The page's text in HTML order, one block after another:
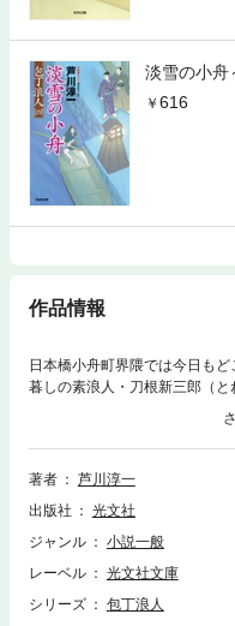
淡雪の小舟
616
作品情報
日本橋小舟町界隈では今日も
暮しの素浪人・刀根新三郎（
人々に慕われ、様々な相談事
の下手人探しまで……。そし
刺身、無花果（いちじく）の
に、人情と風情に満ちあふれた
著者
芦川淳一
出版社
光文社
ジャンル
小説一般
レーベル
光文社文庫
シリーズ
包丁浪人